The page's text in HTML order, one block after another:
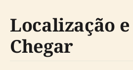
Localização
Chegar